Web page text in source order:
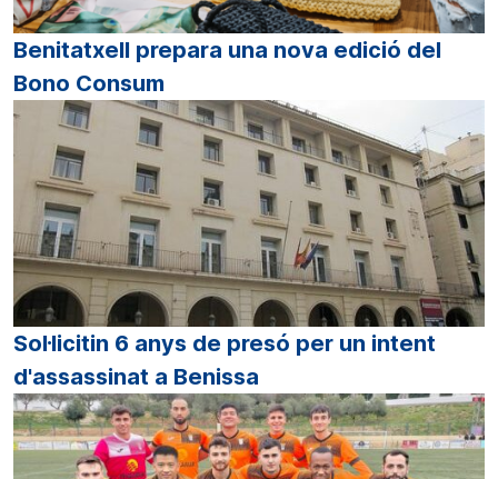
Benitatxell prepara una nova edició del
Bono Consum
Sol·licitin 6 anys de presó per un intent
d'assassinat a Benissa